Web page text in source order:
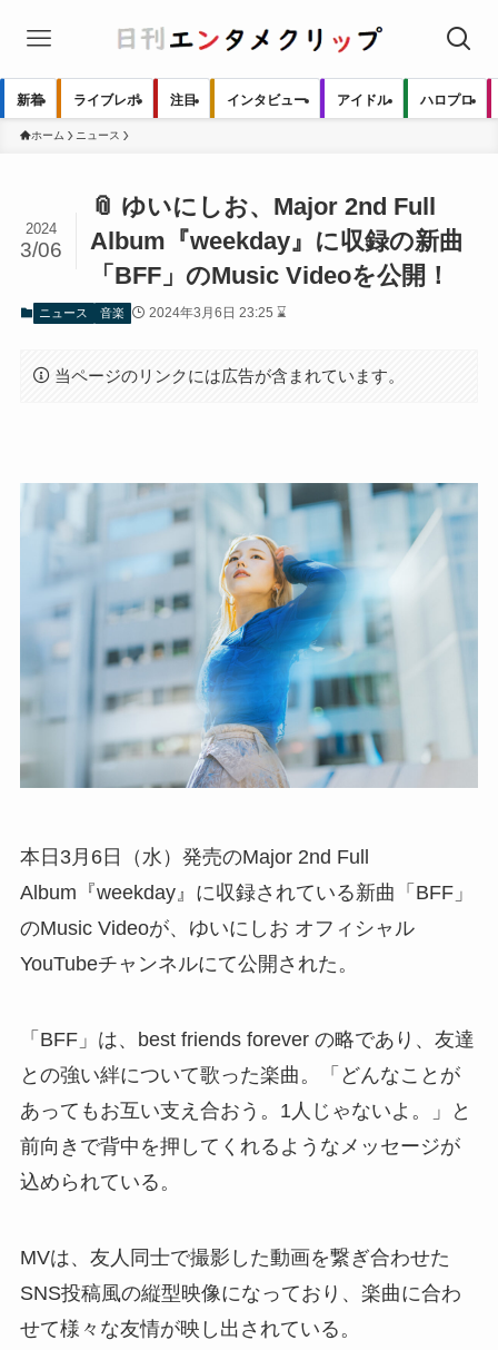
新着 ライブレポ 注目 インタビュー アイドル ハロプロ
ホーム ニュース
📎 ゆいにしお、Major 2nd Full
Album『weekday』に収録の新曲
「BFF」のMusic Videoを公開！
2024
3/06
ニュース 音楽 2024年3月6日 23:25 ⌛
当ページのリンクには広告が含まれています。
本日3月6日（水）発売のMajor 2nd Full
Album『weekday』に収録されている新曲「BFF」
のMusic Videoが、ゆいにしお オフィシャル
YouTubeチャンネルにて公開された。
「BFF」は、best friends forever の略であり、友達
との強い絆について歌った楽曲。「どんなことが
あってもお互い支え合おう。1人じゃないよ。」と
前向きで背中を押してくれるようなメッセージが
込められている。
MVは、友人同士で撮影した動画を繋ぎ合わせた
SNS投稿風の縦型映像になっており、楽曲に合わ
せて様々な友情が映し出されている。